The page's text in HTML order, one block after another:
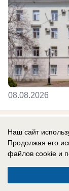
08.08.2026
Экономика
Цены на
Топ
Наш сайт
Продолжая его
файлов cookie и